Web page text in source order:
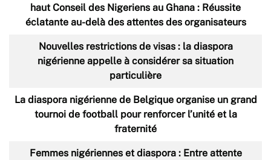
haut Conseil des Nigeriens au Ghana : Réussite
éclatante au-delà des attentes des organisateurs
Nouvelles restrictions de visas : la diaspora
nigérienne appelle à considérer sa situation
particulière
La diaspora nigérienne de Belgique organise un grand
tournoi de football pour renforcer l’unité et la
fraternité
Femmes nigériennes et diaspora : Entre attente